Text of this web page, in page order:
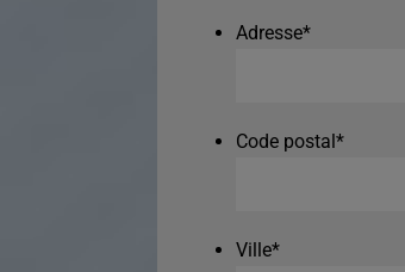
Adresse*
Code postal*
Ville*